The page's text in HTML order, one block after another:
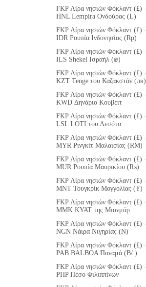
FKP Λίρα νησιών Φόκλαντ (£)
HNL Lempira Ονδούρας (L)
FKP Λίρα νησιών Φόκλαντ (£)
IDR Ρουπία Ινδονησίας (Rp)
FKP Λίρα νησιών Φόκλαντ (£)
ILS Shekel Ισραήλ (₪)
FKP Λίρα νησιών Φόκλαντ (£)
KZT Tenge του Καζακστάν (лв)
FKP Λίρα νησιών Φόκλαντ (£)
KWD Δηνάριο Κουβέιτ
FKP Λίρα νησιών Φόκλαντ (£)
LSL LOTI του Λεσότο
FKP Λίρα νησιών Φόκλαντ (£)
MYR Ρινγκίτ Μαλαισίας (RM)
FKP Λίρα νησιών Φόκλαντ (£)
MUR Ρουπία Μαυρικίου (₨)
FKP Λίρα νησιών Φόκλαντ (£)
MNT Τουγκρίκ Μογγολίας (₮)
FKP Λίρα νησιών Φόκλαντ (£)
MMK KYAT της Μιανμάρ
FKP Λίρα νησιών Φόκλαντ (£)
NGN Νάιρα Νιγηρίας (₦)
FKP Λίρα νησιών Φόκλαντ (£)
PAB BALBOA Παναμά (B/.)
FKP Λίρα νησιών Φόκλαντ (£)
PHP Πέσο Φιλιππίνων